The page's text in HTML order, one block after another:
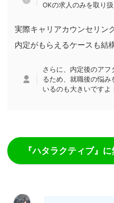
OKの求人のみを取り
実際キャリアカウンセリン
内定がもらえるケースも結
さらに、内定後のア
るため、就職後の悩
いるのも大きいですよ
『ハタラクティブ』